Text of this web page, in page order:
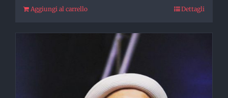
Aggiungi al carrello Dettagli